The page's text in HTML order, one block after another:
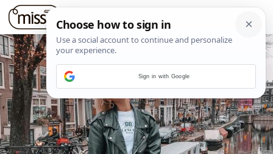
Sign in with Google